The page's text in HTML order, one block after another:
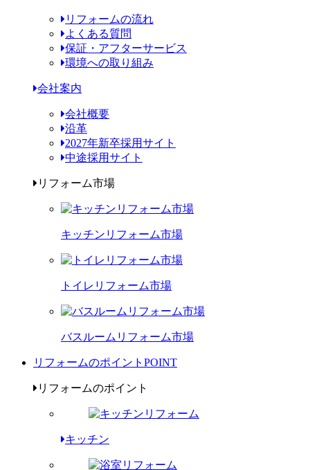
リフォームの流れ
よくある質問
保証・アフターサービス
環境への取り組み
会社案内
会社概要
沿革
2027年新卒採用サイト
中途採用サイト
リフォーム市場
キッチンリフォーム市場
トイレリフォーム市場
バスルームリフォーム市場
リフォームのポイント POINT
リフォームのポイント
キッチン